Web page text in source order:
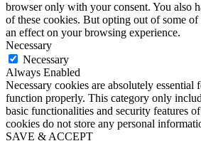
browser only with your consent. You also
of these cookies. But opting out of some of
an effect on your browsing experience.
Necessary
Necessary
Always Enabled
Necessary cookies are absolutely essential
function properly. This category only
basic functionalities and security features
cookies do not store any personal
SAVE & ACCEPT